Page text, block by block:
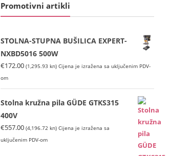
Promotivni artikli
STOLNA-STUPNA BUŠILICA EXPERT-
NXBD5016 500W
€172.00 (1,295.93 kn) Cijena je izražena sa uključenim PDV-
om
Stolna kružna pila GÜDE GTKS315
400V
€557.00 (4,196.72 kn) Cijena je izražena sa
uključenim PDV-om